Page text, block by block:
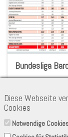
Bundesliga
Diese Webseite
Cookies
Notwendige